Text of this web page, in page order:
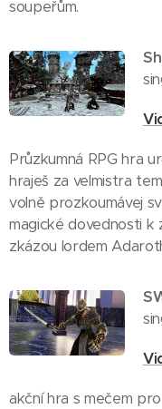
soupeřům.
Průzkumná RPG hra
hraješ za velmistra
volně prozkoumávej
magické dovednosti k
zkázou lordem
akční hra s mečem